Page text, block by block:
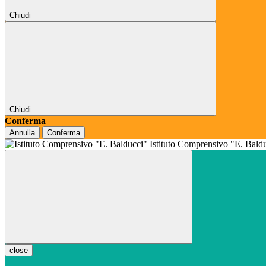
Chiudi
Chiudi
Conferma
Annulla Conferma
Istituto Comprensivo "E.
close